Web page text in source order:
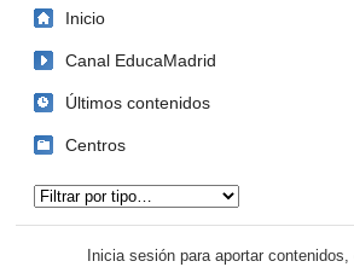
Inicio
Canal EducaMadrid
Últimos contenidos
Centros
Inicia sesión para aportar